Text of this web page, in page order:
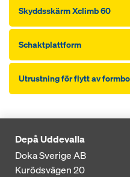
Skyddsskärm Xclimb 60
Schaktplattform
Utrustning för flytt av
Depå Uddevalla
Doka Sverige AB
Kurödsvägen 20